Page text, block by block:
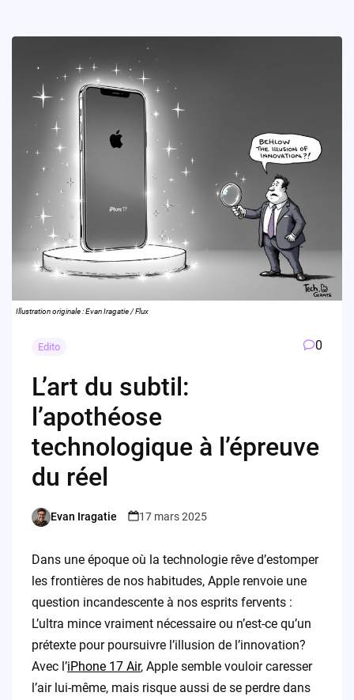
Illustration originale : Evan Iragatie / Flux
Edito 0
L’art du subtil:
l’apothéose
technologique à l’épreuve
du réel
Posted
Evan Iragatie 17 mars 2025
Dans une époque où la technologie rêve d’estomper
les frontières de nos habitudes, Apple renvoie une
question incandescente à nos esprits fervents :
L’ultra mince vraiment nécessaire ou n’est-ce qu’un
prétexte pour poursuivre l’illusion de l’innovation?
Avec l’iPhone 17 Air, Apple semble vouloir caresser
l’air lui-même, mais risque aussi de se perdre dans